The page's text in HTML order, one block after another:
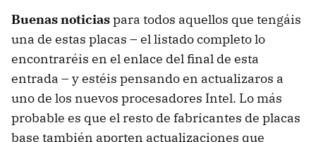
Buenas noticiaspara todos aquellos que tengáis
una de estas placas – el listado completo lo
encontraréis en el enlace del final de esta
entrada – y estéis pensando en actualizaros a
uno de los nuevos procesadores Intel. Lo más
probable es que el resto de fabricantes de placas
base también aporten actualizaciones que